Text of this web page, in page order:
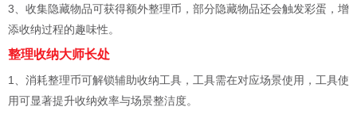
3、收集隐藏物品可获得额外整理币，部分隐藏物品还会触发彩蛋，增
添收纳过程的趣味性。
整理收纳大师长处
1、消耗整理币可解锁辅助收纳工具，工具需在对应场景使用，工具使
用可显著提升收纳效率与场景整洁度。